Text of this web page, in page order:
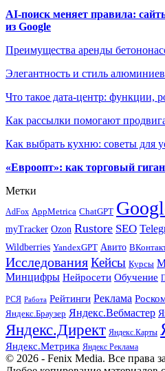
AI-поиск меняет правила:
из Google
Преимущества аренды
Элегантность и стиль
Что такое дата-центр: функции,
Как рассылки помогают
Как выбрать кухню: советы для
«Евроопт»: как торговый
Метки
AdFox AppMetrica ChatGPT
myTracker Ozon Rustore SEO
Wildberries YandexGPT Авито
ИсследованияКейсы Курсы
Минцифры Нейросети Обучение
РСЯ Работа Рейтинги Реклама
Яндекс.Браузер Яндекс.Вебмастер
Яндекс.Директ Яндекс.Карты
Яндекс.Метрика Яндекс Реклама
© 2026 - Fenix Media. Все права